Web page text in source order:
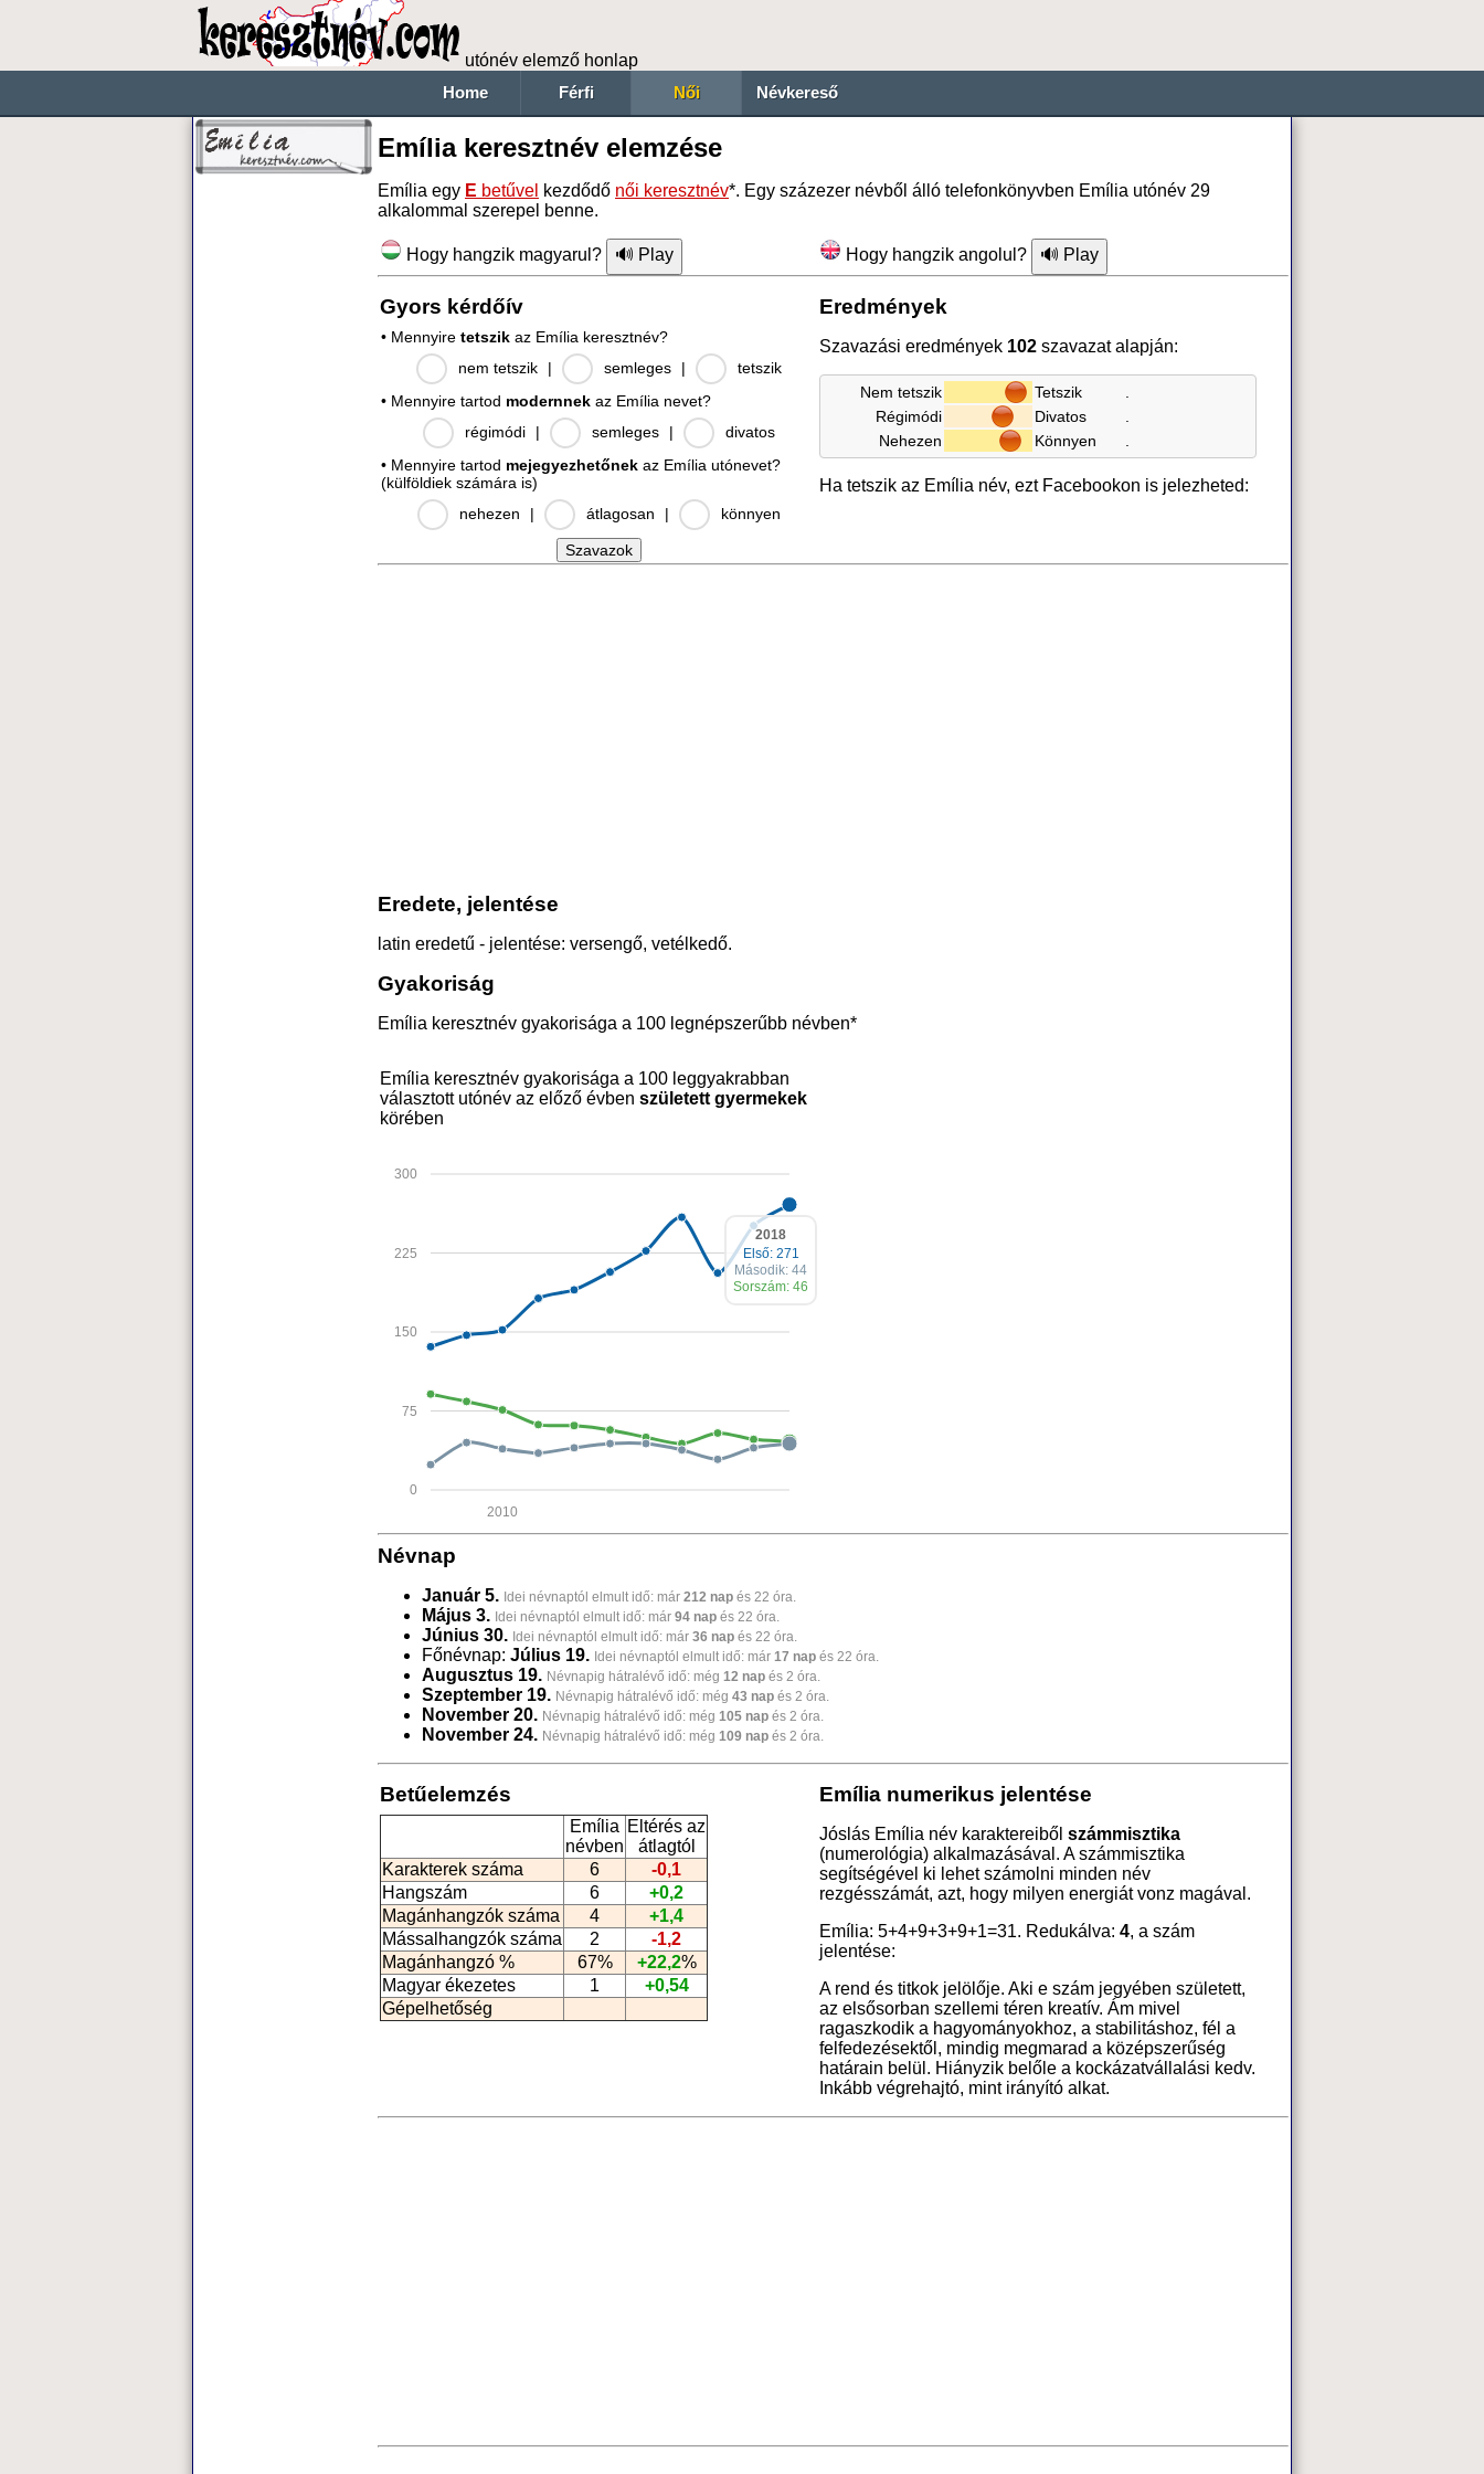
utónév elemző honlap
Home Férfi Női Névkereső
Emília keresztnév elemzése
Emília egy E betűvel kezdődő női keresztnév*. Egy százezer névből álló telefonkönyvben Emília utónév 29
alkalommal szerepel benne.
Hogy hangzik magyarul? Hogy hangzik angolul?
Gyors kérdőív
• Mennyire tetszik az Emília keresztnév?
nem tetszik
| semleges |
tetszik
• Mennyire tartod modernnek az Emília nevet?
régimódi
| semleges |
divatos
• Mennyire tartod mejegyezhetőnek az Emília utónevet?
(külföldiek számára is)
nehezen
| átlagosan | könnyen
Eredmények
Szavazási eredmények 102 szavazat alapján:
Nem tetszik Tetszik
Régimódi
Divatos
Nehezen
Könnyen
Ha tetszik az Emília név, ezt Facebookon is jelezheted:
Eredete, jelentése
latin eredetű - jelentése: versengő, vetélkedő.
Gyakoriság
Emília keresztnév gyakorisága a 100 legnépszerűbb névben*
Emília keresztnév gyakorisága a 100 leggyakrabban
választott utónév az előző évben született gyermekek
körében
0
75
150
225
300
2010
2018
Első: 271
Második: 44
Sorszám: 46
Névnap
Január 5. Idei névnaptól elmult idő: már 212 nap és 22 óra.
Május 3. Idei névnaptól elmult idő: már 94 nap és 22 óra.
Június 30. Idei névnaptól elmult idő: már 36 nap és 22 óra.
Főnévnap: Július 19. Idei névnaptól elmult idő: már 17 nap és 22 óra.
Augusztus 19. Névnapig hátralévő idő: még 12 nap és 2 óra.
Szeptember 19. Névnapig hátralévő idő: még 43 nap és 2 óra.
November 20. Névnapig hátralévő idő: még 105 nap és 2 óra.
November 24. Névnapig hátralévő idő: még 109 nap és 2 óra.
Betűelemzés
Emília
névben
Eltérés az
átlagtól
Karakterek száma
6
-0,1
Hangszám
6
+0,2
Magánhangzók száma
4
+1,4
Mássalhangzók száma
2
-1,2
Magánhangzó %
67% +22,2%
Magyar ékezetes
1
+0,54
Gépelhetőség
Emília numerikus jelentése
Jóslás Emília név karaktereiből számmisztika
(numerológia) alkalmazásával. A számmisztika
segítségével ki lehet számolni minden név
rezgésszámát, azt, hogy milyen energiát vonz magával.
Emília: 5+4+9+3+9+1=31. Redukálva: 4, a szám
jelentése:
A rend és titkok jelölője. Aki e szám jegyében született,
az elsősorban szellemi téren kreatív. Ám mivel
ragaszkodik a hagyományokhoz, a stabilitáshoz, fél a
felfedezésektől, mindig megmarad a középszerűség
határain belül. Hiányzik belőle a kockázatvállalási kedv.
Inkább végrehajtó, mint irányító alkat.